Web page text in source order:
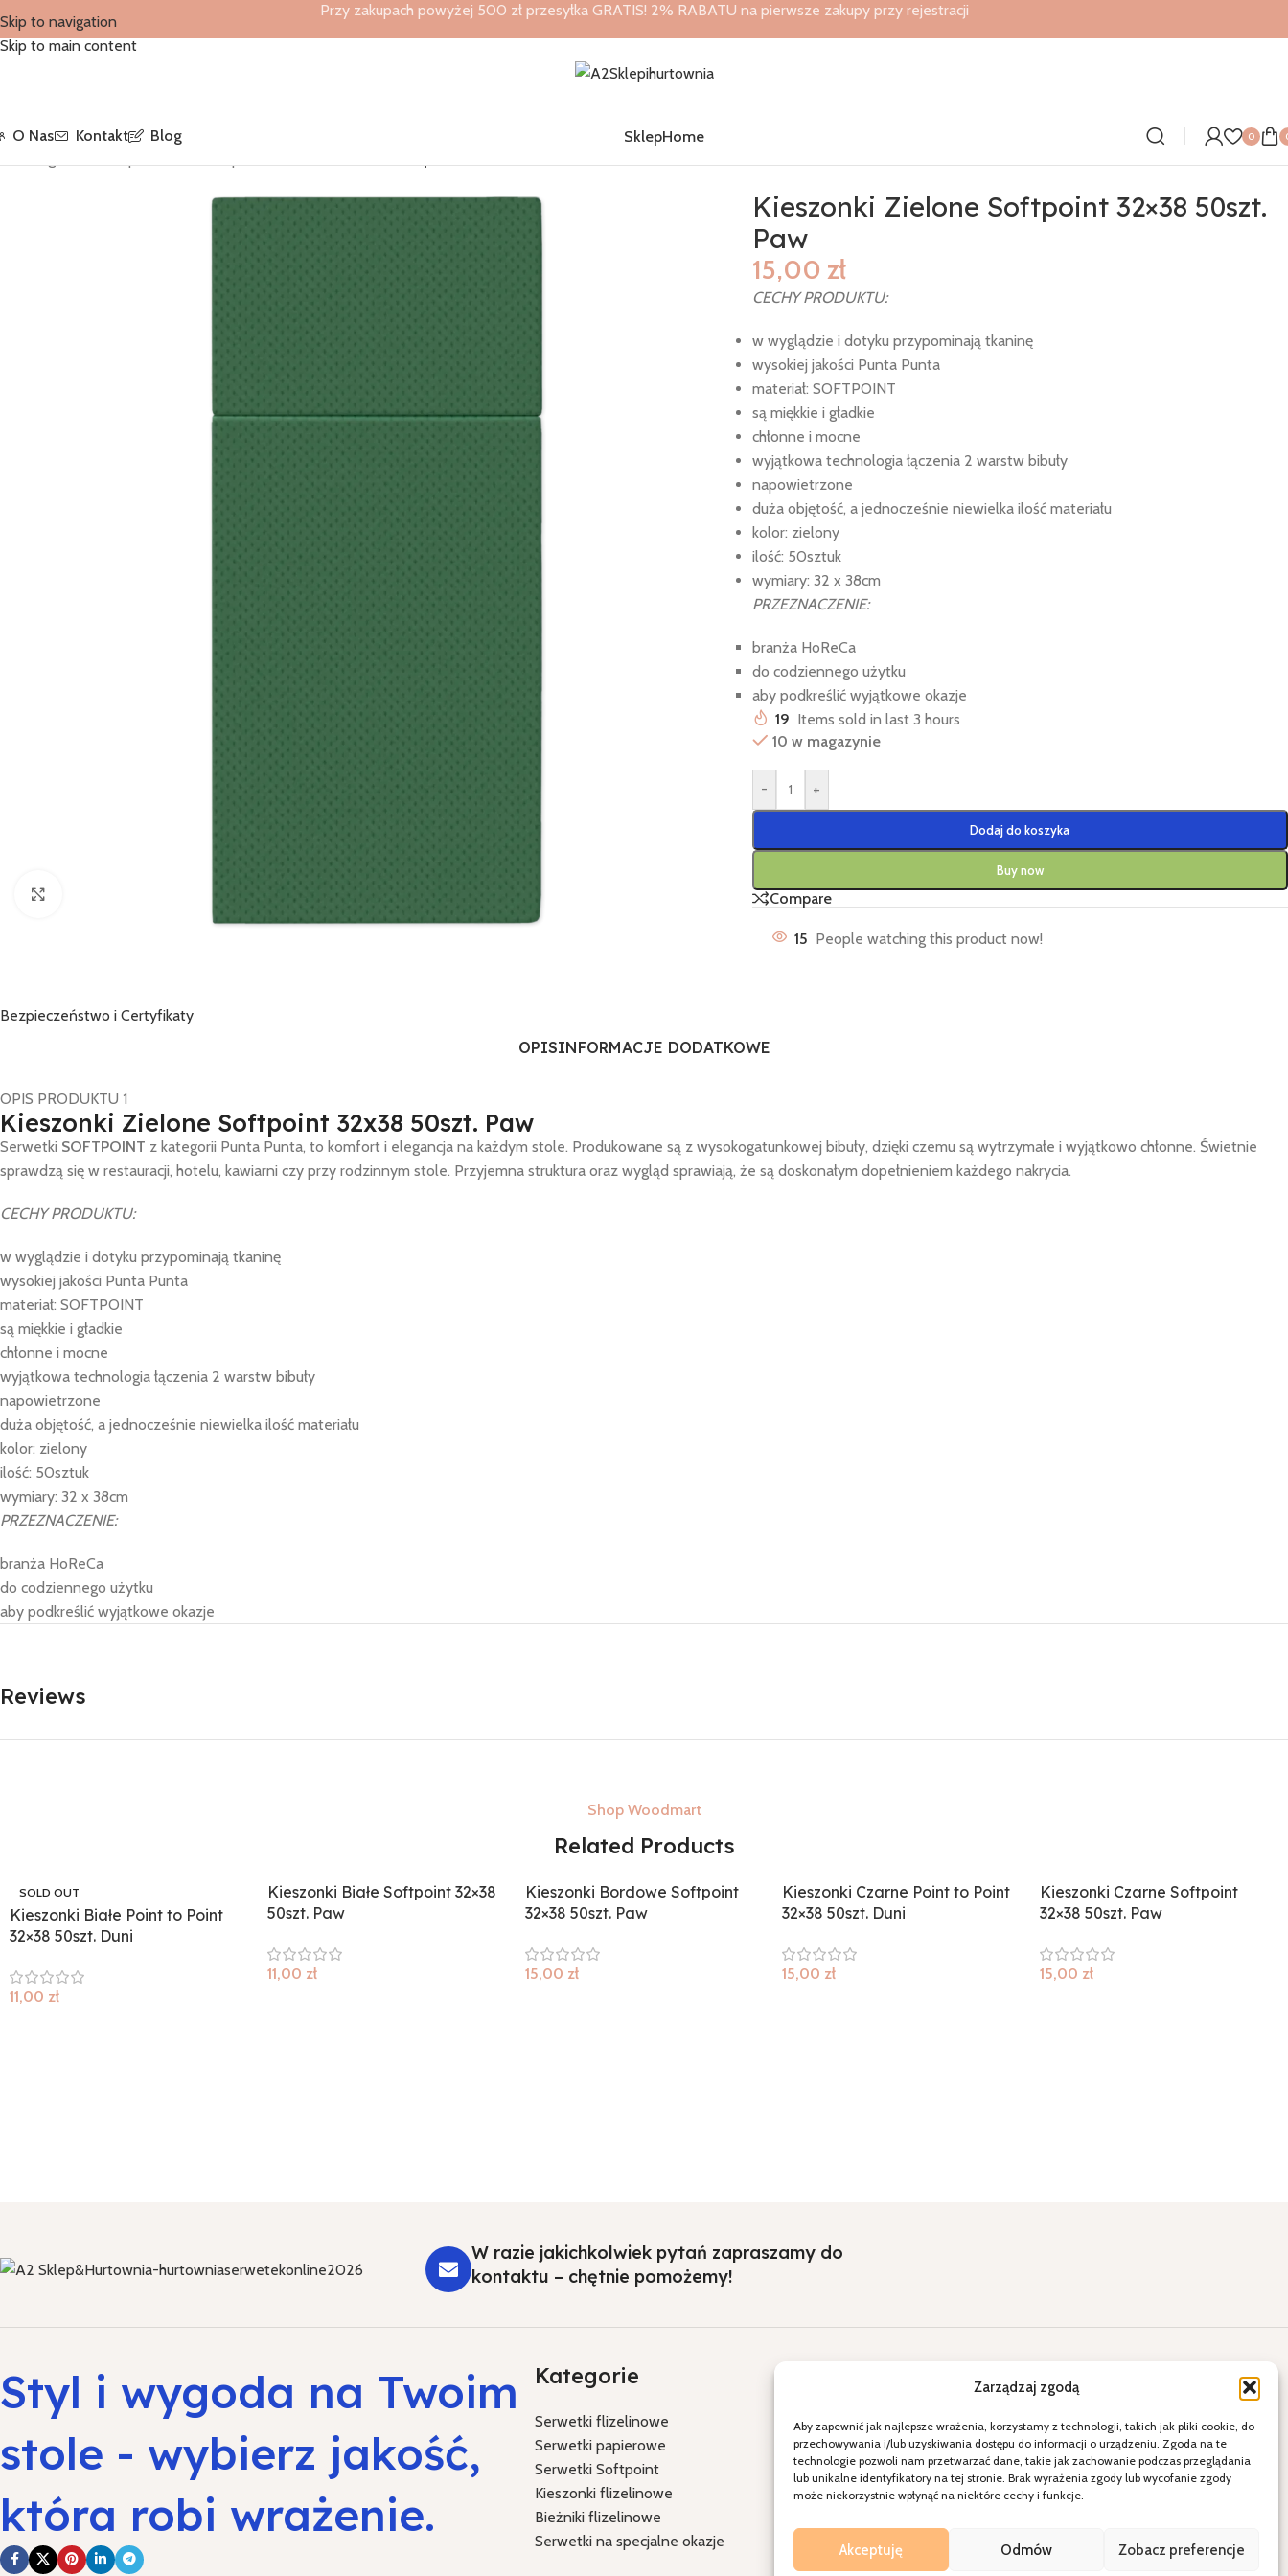
Zarządzaj zgodą
Aby zapewnić jak najlepsze wrażenia, korzystamy z technologii, takich jak pliki cookie, do
przechowywania i/lub uzyskiwania dostępu do informacji o urządzeniu. Zgoda na te
technologie pozwoli nam przetwarzać dane, takie jak zachowanie podczas przeglądania
lub unikalne identyfikatory na tej stronie. Brak wyrażenia zgody lub wycofanie zgody
może niekorzystnie wpłynąć na niektóre cechy i funkcje.
Akceptuję Odmów Zobacz preferencje
Skip to navigation
Skip to main content
Przy zakupach powyżej 500 zł przesyłka GRATIS! 2% RABATU na pierwsze zakupy przy rejestracji
O Nas Kontakt Blog SklepHome 0
Kieszonki Zielone Softpoint 32×38 50szt.
Paw
15,00 zł
CECHY PRODUKTU:
w wyglądzie i dotyku przypominają tkaninę
wysokiej jakości Punta Punta
materiał: SOFTPOINT
są miękkie i gładkie
chłonne i mocne
wyjątkowa technologia łączenia 2 warstw bibuły
napowietrzone
duża objętość, a jednocześnie niewielka ilość materiału
kolor: zielony
ilość: 50sztuk
wymiary: 32 x 38cm
PRZEZNACZENIE:
branża HoReCa
do codziennego użytku
aby podkreślić wyjątkowe okazje
19 Items sold in last 3 hours
10 w magazynie
- +
Dodaj do koszyka
Buy now
Compare
15 People watching this product now!
Bezpieczeństwo i Certyfikaty
OPISINFORMACJE DODATKOWE
OPIS PRODUKTU 1
Kieszonki Zielone Softpoint 32x38 50szt. Paw
Serwetki SOFTPOINT z kategorii Punta Punta, to komfort i elegancja na każdym stole. Produkowane są z wysokogatunkowej bibuły, dzięki czemu są wytrzymałe i wyjątkowo chłonne. Świetnie
sprawdzą się w restauracji, hotelu, kawiarni czy przy rodzinnym stole. Przyjemna struktura oraz wygląd sprawiają, że są doskonałym dopełnieniem każdego nakrycia.
CECHY PRODUKTU:
w wyglądzie i dotyku przypominają tkaninę
wysokiej jakości Punta Punta
materiał: SOFTPOINT
są miękkie i gładkie
chłonne i mocne
wyjątkowa technologia łączenia 2 warstw bibuły
napowietrzone
duża objętość, a jednocześnie niewielka ilość materiału
kolor: zielony
ilość: 50sztuk
wymiary: 32 x 38cm
PRZEZNACZENIE:
branża HoReCa
do codziennego użytku
aby podkreślić wyjątkowe okazje
Reviews
Shop Woodmart
Related Products
SOLD OUT
Kieszonki Białe Point to Point
32×38 50szt. Duni
11,00 zł
Kieszonki Białe Softpoint 32×38
50szt. Paw
11,00 zł
Kieszonki Bordowe Softpoint
32×38 50szt. Paw
15,00 zł
Kieszonki Czarne Point to Point
32×38 50szt. Duni
15,00 zł
Kieszonki Czarne Softpoint
32×38 50szt. Paw
15,00 zł
W razie jakichkolwiek pytań zapraszamy do
kontaktu – chętnie pomożemy!
Styl i wygoda na Twoim
stole - wybierz jakość,
która robi wrażenie.
Kategorie
Serwetki flizelinowe
Serwetki papierowe
Serwetki Softpoint
Kieszonki flizelinowe
Bieżniki flizelinowe
Serwetki na specjalne okazje
Chrzest Święty
Komunia Święta
Ślub i wesele
Boże Narodzenie
Kontakt
E-mail: a2.sklepihurtownia@vp.pl
Telefon: 538 678 797
21-080 Garbów ul. Krakowskie
Przedmieście 15
Regulamin sklepu